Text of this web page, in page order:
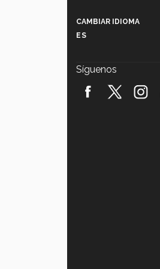
CAMBIAR IDIOMA
ES
Síguenos